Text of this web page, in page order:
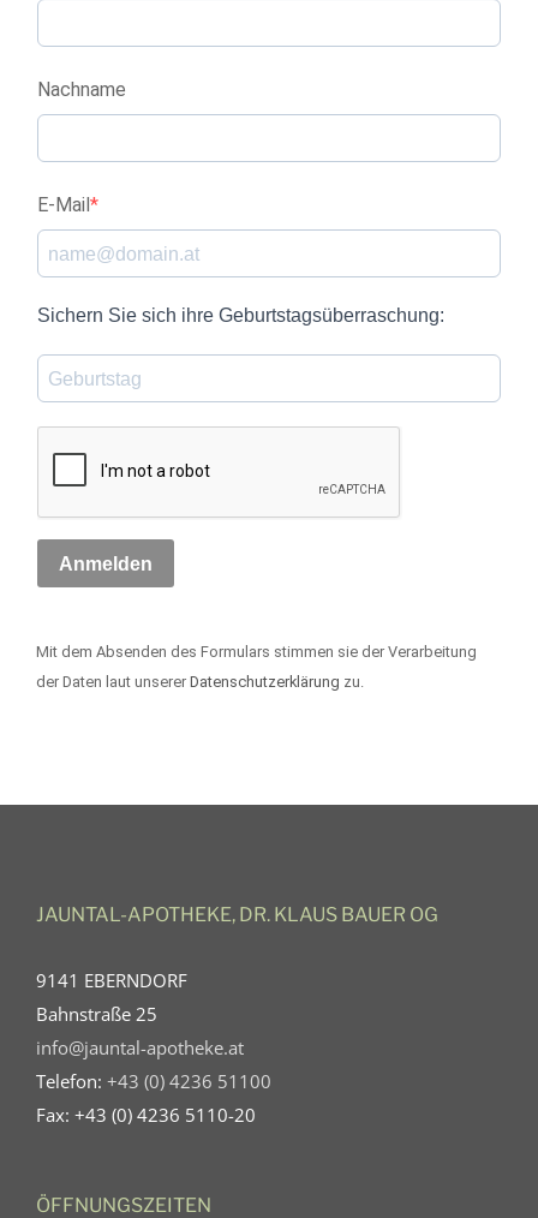
Nachname
E-Mail
Sichern Sie sich ihre Geburtstagsüberraschung:
Anmelden
Mit dem Absenden des Formulars stimmen sie der Verarbeitung
der Daten laut unserer Datenschutzerklärung zu.
JAUNTAL-APOTHEKE, DR. KLAUS BAUER OG
9141 EBERNDORF
Bahnstraße 25
info@jauntal-apotheke.at
Telefon: +43 (0) 4236 51100
Fax: +43 (0) 4236 5110-20
ÖFFNUNGSZEITEN